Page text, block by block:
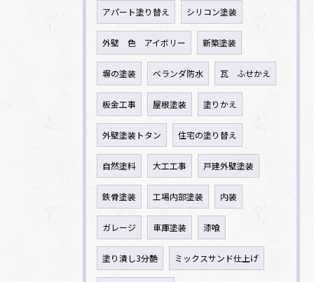
アパート塗り替え シリコン塗装
外壁 色 アイボリー 新築塗装
塀の塗装 ベランダ防水 瓦 ふせかえ
板金工事 屋根塗装 塗りかえ
外壁塗装トタン 住宅の塗り替え
自然塗料 大工工事 戸建外壁塗装
鉄骨塗装 工場内部塗装 内装
ガレージ 車庫塗装 漆喰
塗り潰し3分艶 ミックスサンド仕上げ